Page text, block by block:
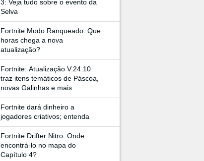
3: Veja tudo sobre o evento da
Selva
Fortnite Modo Ranqueado: Que
horas chega a nova
atualização?
Fortnite: Atualização V.24.10
traz itens temáticos de Páscoa,
novas Galinhas e mais
Fortnite dará dinheiro a
jogadores criativos; entenda
Fortnite Drifter Nitro: Onde
encontrá-lo no mapa do
Capítulo 4?